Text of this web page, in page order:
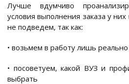
Лучше вдумчиво
условия выполнения заказа у
не подведем, так как:
• возьмем в работу лишь
• посоветуем, какой ВУЗ и
выбрать